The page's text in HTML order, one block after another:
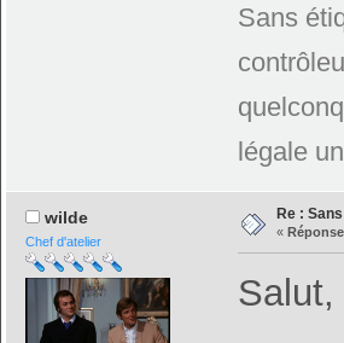
Sans
légale
wilde
Chef d'atelier
Re :
«
Salut,